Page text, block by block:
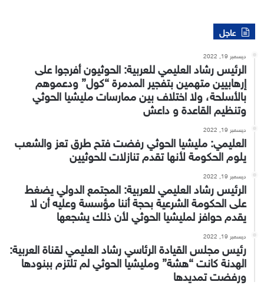
عاجل
ديسمبر 19, 2022
الرئيس رشاد العليمي للعربية: الحوثيون أفرجوا على
إرهابيين متهمين بتفجير المدمرة “كول” ودعموهم
بالأسلحة، ولا اختلاف بين ممارسات مليشيا الحوثي
وتنظيم القاعدة و داعش
ديسمبر 19, 2022
العليمي: مليشيا الحوثي رفضت فتح طرق تعز والشعب
يلوم الحكومة لأنها تقدم تنازلات للحوثيين
ديسمبر 19, 2022
الرئيس رشاد العليمي للعربية: المجتمع الدولي يضغط
على الحكومة الشرعية بحجة أننا مؤسسة وعليه أن لا
يقدم حوافز لمليشيا الحوثي لأن ذلك يشجعها
ديسمبر 19, 2022
رئيس مجلس القيادة الرئاسي رشاد العليمي لقناة العربية:
الهدنة كانت “هشة” ومليشيا الحوثي لم تلتزم ببنودها
ورفضت تمديدها